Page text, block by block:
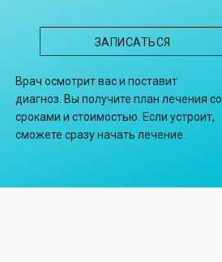
ЗАПИСАТЬСЯ
Врач осмотрит вас и поставит
диагноз. Вы получите план лечения со
сроками и стоимостью. Если устроит,
сможете сразу начать лечение.